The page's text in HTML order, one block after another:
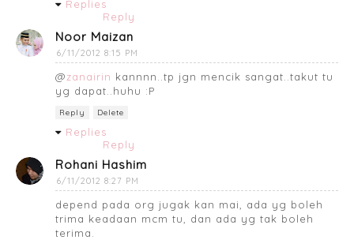
Replies
Reply
Noor Maizan
6/11/2012 8:15 PM
@zanairin kannnn..tp jgn mencik sangat..takut tu
yg dapat..huhu :P
Reply Delete
Replies
Reply
Rohani Hashim
6/11/2012 8:27 PM
depend pada org jugak kan mai, ada yg boleh
trima keadaan mcm tu, dan ada yg tak boleh
terima.